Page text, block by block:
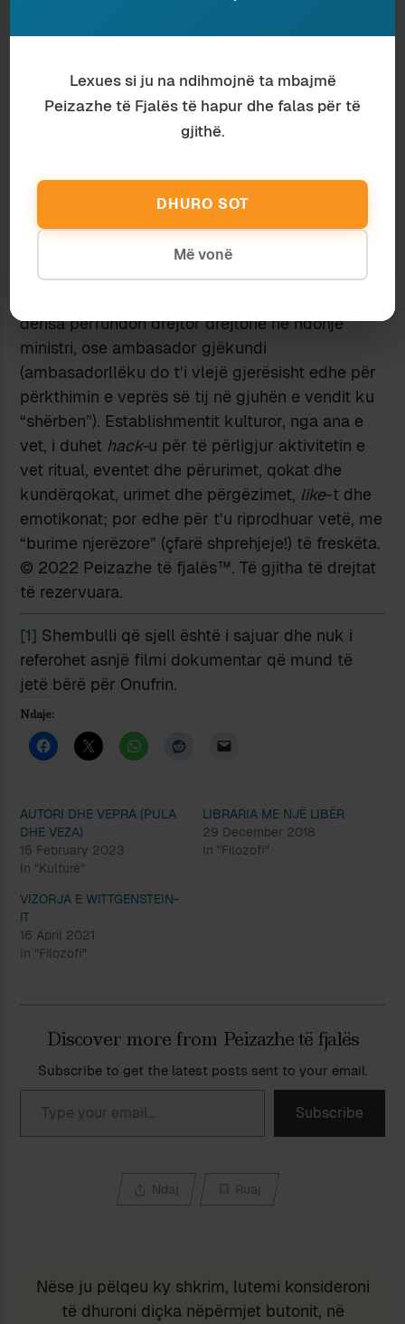
ka zgjeruar sferën e përdorimit.
konkurs dramash; poemën për Skënderbeun në
një konkurs poemash për Skënderbeun;
dorëshkrimin në një konkurs veprash të
në një konkurs projektesh. Nëse shoqata për
mbrojtjen e qenve shpall një tender për një
roman dorëshkrim me një personazh qen, ai e ka
Hack-u e kalon jetën e vet publike duke kërcyer
derisa përfundon drejtor drejtorie në ndonjë
ministri, ose ambasador gjëkundi
(ambasadorllëku do t’i vlejë gjerësisht edhe për
përkthimin e veprës së tij në gjuhën e vendit ku
“shërben”). Establishmentit kulturor, nga ana e
vet, i duhet hack-u për të përligjur aktivitetin e
vet ritual, eventet dhe përurimet, qokat dhe
kundërqokat, urimet dhe përgëzimet, like-t dhe
emotikonat; por edhe për t’u riprodhuar vetë, me
“burime njerëzore” (çfarë shprehjeje!) të freskëta.
© 2022 Peizazhe të fjalës™. Të gjitha të drejtat
të rezervuara.
[1] Shembulli që sjell është i sajuar dhe nuk i
referohet asnjë filmi dokumentar që mund të
jetë bërë për Onufrin.
Ndaje:
AUTORI DHE VEPRA (PULA
DHE VEZA)
15 February 2023
In "Kulturë"
LIBRARIA ME NJË LIBËR
29 December 2018
In "Filozofi"
VIZORJA E WITTGENSTEIN-
IT
16 April 2021
In "Filozofi"
Discover more from Peizazhe të fjalës
Subscribe to get the latest posts sent to your email.
Type your email…
Subscribe
Ndaj Ruaj
Nëse ju pëlqeu ky shkrim, lutemi konsideroni
të dhuroni diçka nëpërmjet butonit, në
Lexues si ju na ndihmojnë ta mbajmë
Peizazhe të Fjalës të hapur dhe falas për të
gjithë.
DHURO SOT
Më vonë